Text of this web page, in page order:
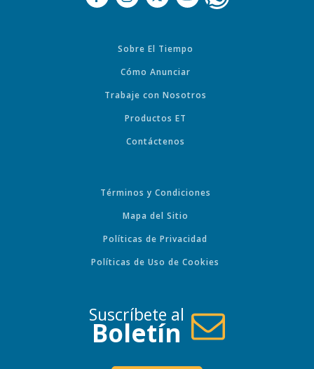
Sobre El Tiempo
Cómo Anunciar
Trabaje con Nosotros
Productos ET
Contáctenos
Términos y Condiciones
Mapa del Sitio
Políticas de Privacidad
Políticas de Uso de Cookies
Suscríbete al
Boletín